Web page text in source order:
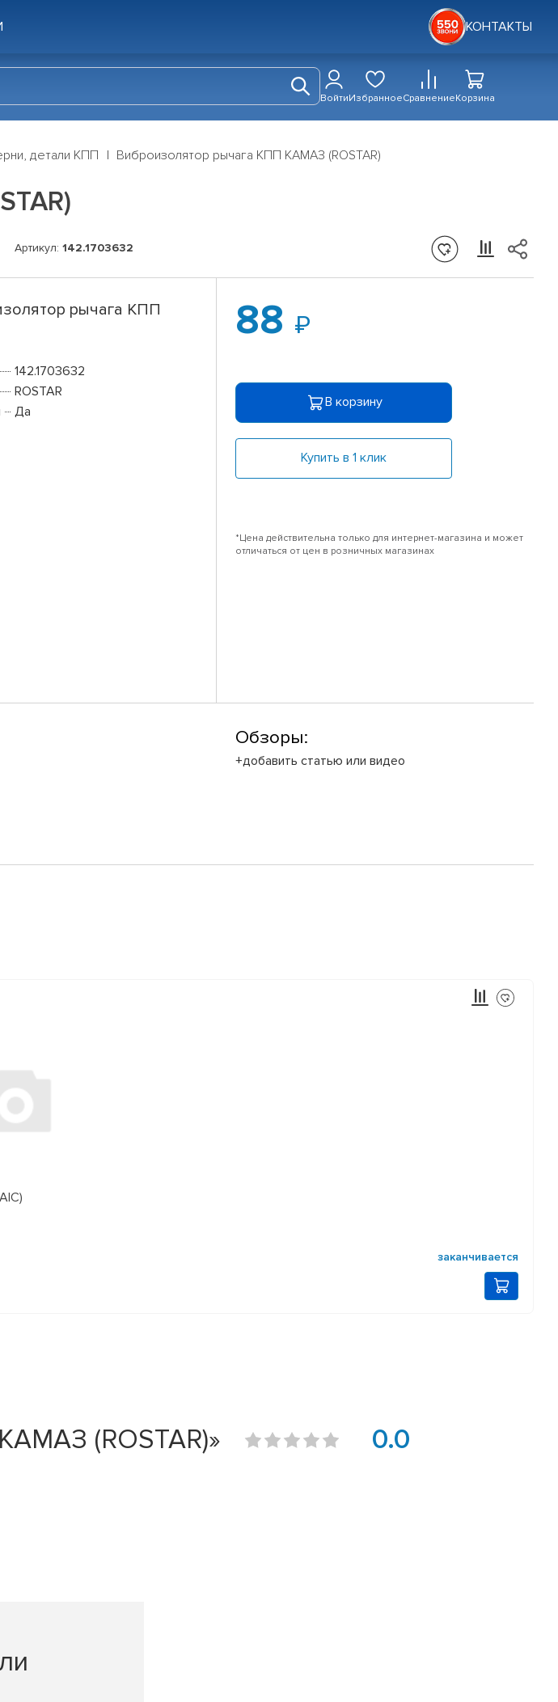
КОНТАКТЫ
ВойтиИзбранноеСравнениеКорзина
детали КПП Виброизолятор рычага КПП КАМАЗ (ROSTAR)
Артикул: 142.1703632
рычага КПП
142.1703632
ROSTAR
Да
88
В корзину
Купить в 1 клик
*Цена действительна только для интернет-магазина и может
отличаться от цен в розничных магазинах
Обзоры:
+добавить статью или видео
заканчивается
(ROSTAR)» 0.0